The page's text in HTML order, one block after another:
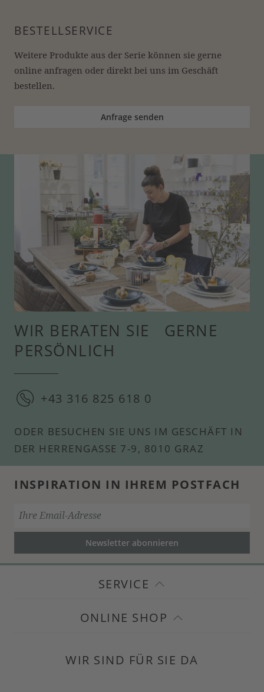
BESTELLSERVICE
Weitere Produkte aus der Serie können sie gerne
online anfragen oder direkt bei uns im Geschäft
bestellen.
Anfrage senden
WIR BERATEN SIE GERNE
PERSÖNLICH
+43 316 825 618 0
ODER BESUCHEN SIE UNS IM GESCHÄFT IN
DER HERRENGASSE 7-9, 8010 GRAZ
INSPIRATION IN IHREM POSTFACH
Newsletter abonnieren
SERVICE
ONLINE SHOP
WIR SIND FÜR SIE DA